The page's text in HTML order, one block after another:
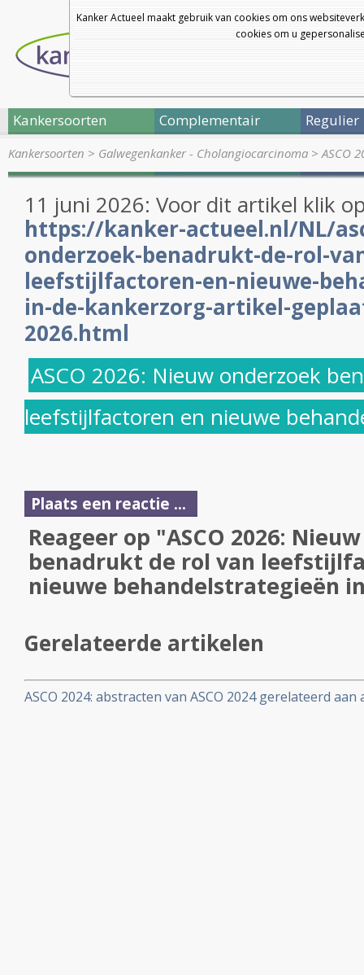
Kanker Actueel maakt gebruik van cookies om ons
cookies om u
Kankersoorten Complementair Regulier
Kankersoorten > Galwegenkanker - Cholangiocarcinoma >ASCO
11 juni 2026: Voor dit artikel klik
https://kanker-actueel.nl/NL/
onderzoek-benadrukt-de-rol-
leefstijlfactoren-en-nieuwe-
in-de-kankerzorg-artikel-
2026.html
ASCO 2026: Nieuw onderzoek
leefstijlfactoren en nieuwe
Plaats een reactie ...
Reageer op "ASCO 2026:
benadrukt de rol van
nieuwe behandelstrategieën
Gerelateerde artikelen
ASCO 2024: abstracten van ASCO 2024 gerelateerd